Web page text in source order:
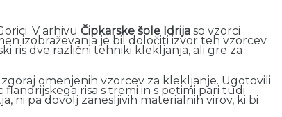
V arhivu Čipkarske šole Idrija so vzorci
izobraževanja je bil določiti izvor teh vzorcev
ris dve različni tehniki klekljanja, ali gre za
omenjenih vzorcev za klekljanje. Ugotovili
risa s tremi in s petimi pari tudi
ni pa dovolj zanesljivih materialnih virov, ki bi